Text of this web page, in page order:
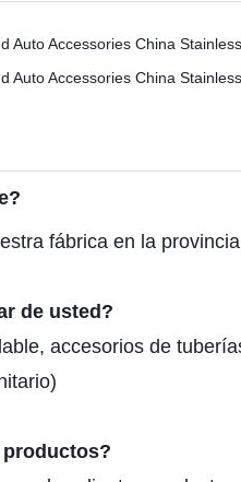
fábrica en la
de usted?
accesorios de